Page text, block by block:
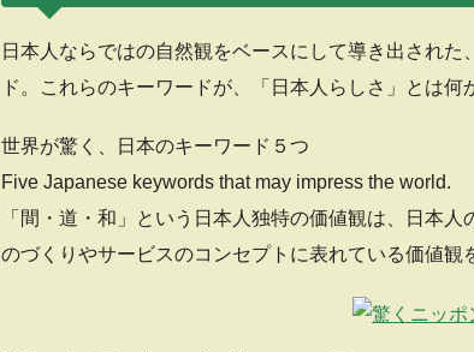
日本人ならではの自然観をベースにして導き出され
ド。これらのキーワードが、「日本人らしさ」とは何
世界が驚く、日本のキーワード５つ
Five Japanese keywords that may impress the world.
「間・道・和」という日本人独特の価値観は、日本
のづくりやサービスのコンセプトに表れている価値観